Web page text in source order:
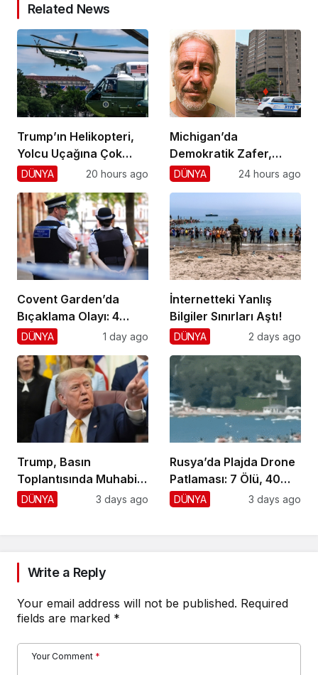
Related News
Trump’ın Helikopteri,
Yolcu Uçağına Çok
Yaklaştı!
DÜNYA 20 hours ago
Michigan’da
Demokratik Zafer,
Cumhuriyetçilere
DÜNYA 24 hours ago
Covent Garden’da
Bıçaklama Olayı: 4
Yaralı, 1 Gözaltı
DÜNYA 1 day ago
İnternetteki Yanlış
Bilgiler Sınırları Aştı!
DÜNYA 2 days ago
Trump, Basın
Toplantısında Muhabiri
Fena Yerden Aldı
DÜNYA 3 days ago
Rusya’da Plajda Drone
Patlaması: 7 Ölü, 40
Yaralı
DÜNYA 3 days ago
Write a Reply
Your email address will not be published. Required
fields are marked *
Your Comment *